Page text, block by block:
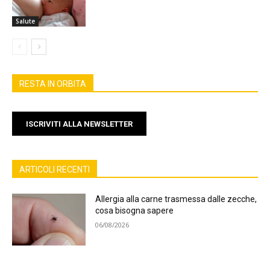
Salute
RESTA IN ORBITA
ISCRIVITI ALLA NEWSLETTER
ARTICOLI RECENTI
Allergia alla carne trasmessa dalle zecche,
cosa bisogna sapere
06/08/2026